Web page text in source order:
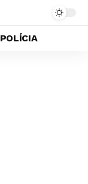
POLÍCIA